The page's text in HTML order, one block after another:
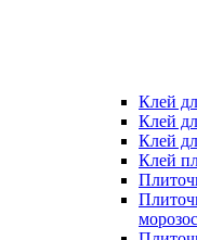
Клей
Клей
Клей
Клей